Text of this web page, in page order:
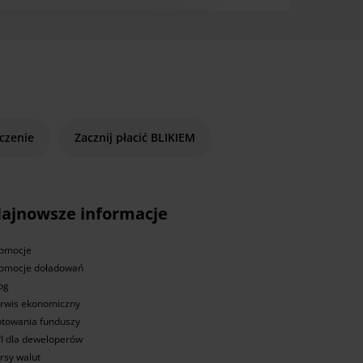
Zacznij płacić BLIKIEM
informacje
doładowań
ekonomiczny
funduszy
dla deweloperów
walut